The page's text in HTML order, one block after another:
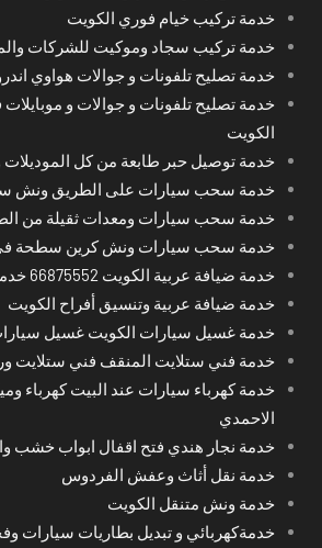
خدمة تركيب خيام فوري الكويت
خدمة تركيب سجاد وموكيت للشركات
خدمة تصليح تلفونات و جوالات هواوي
خدمة تصليح تلفونات و جوالات و
الكويت
خدمة توصيل حبر طابعة من كل الموديلات
خدمة سحب سيارات على الطريق ونش
خدمة سحب سيارات ومعدات ثقيلة من
خدمة سحب سيارات ونش كرين سطحة
خدمة ضيافة عربية الكويت 66875552 خدمة فورية
خدمة ضيافة عربية وتنسيق أفراح الكويت
خدمة غسيل سيارات الكويت غسيل
خدمة فني ستلايت المنقف فني ستلايت
خدمة كهرباء سيارات عند البيت كهرباء
الاحمدي
خدمة نجار هندي فتح اقفال ابواب خشب
خدمة نقل أثاث وعفش الفردوس
خدمة ونش متنقل الكويت
خدمةكهربائي و تبديل بطاريات سيارات